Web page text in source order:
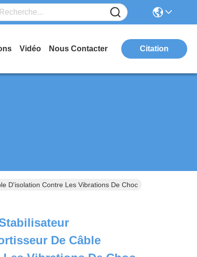
Vidéo Nous Contacter Citation
D'isolation Contre Les Vibrations De Choc
De Câble